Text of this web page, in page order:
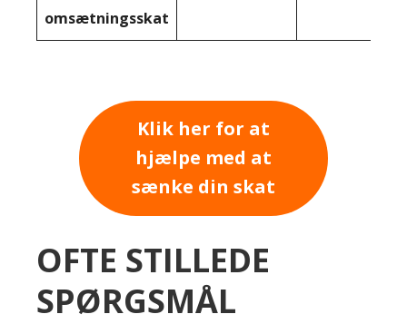
omsætningsskat
Klik her for at
hjælpe med at
sænke din skat
OFTE STILLEDE
SPØRGSMÅL